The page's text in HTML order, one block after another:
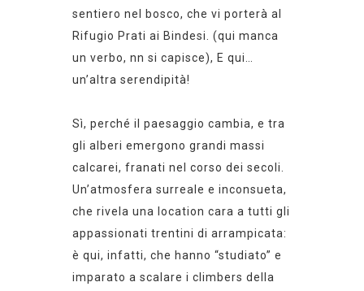
sentiero nel bosco, che vi porterà al
Rifugio Prati ai Bindesi. (qui manca
un verbo, nn si capisce), E qui…
un’altra serendipità!
Sì, perché il paesaggio cambia, e tra
gli alberi emergono grandi massi
calcarei, franati nel corso dei secoli.
Un’atmosfera surreale e inconsueta,
che rivela una location cara a tutti gli
appassionati trentini di arrampicata:
è qui, infatti, che hanno “studiato” e
imparato a scalare i climbers della